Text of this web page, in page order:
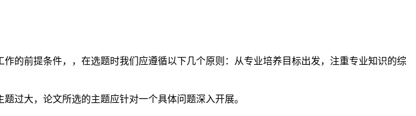
的前提条件，，在选题时我们应遵循以下几个原则：从专业培养目标出发，注重专业知识的综
过大，论文所选的主题应针对一个具体问题深入开展。